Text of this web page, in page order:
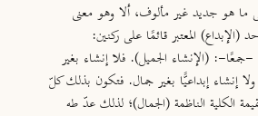
ما هو جديد غير مألوف، ألا وهو معنى
المعتبر قائمًا على ركنين:
جمعًا-: (الإنشاء الجميل). فلا إنشاء بغير
إنشاء إبداعيًّا بغير جمال. فتكون بذلك كلّ
الكلية الناظمة (الجمال)؛ لذلك عدّ طه